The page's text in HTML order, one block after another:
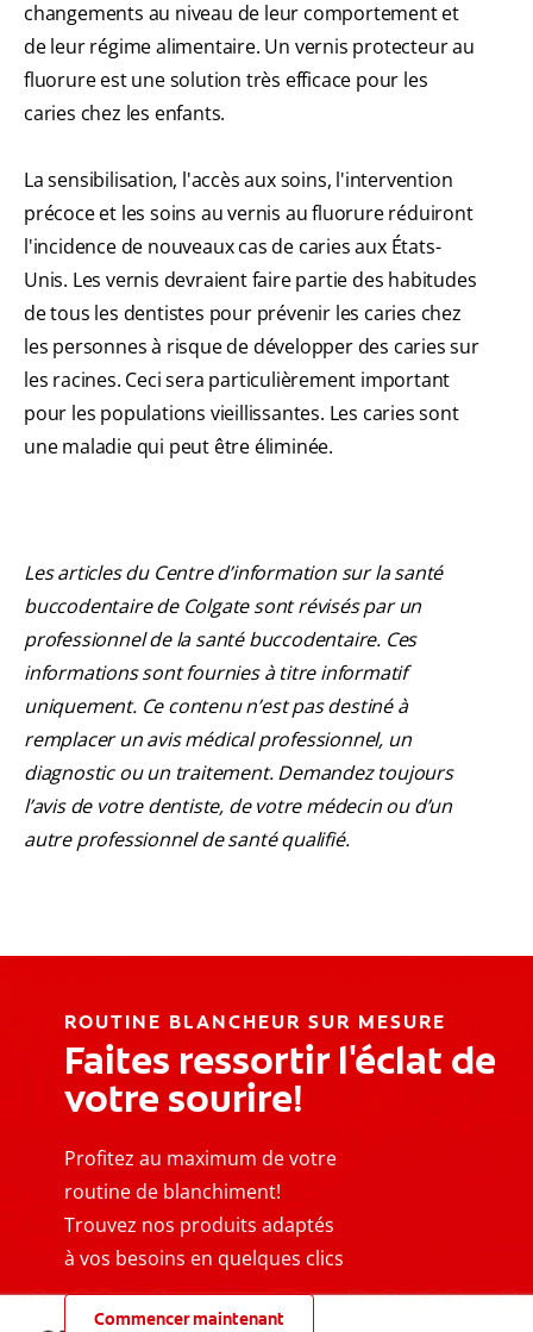
changements au niveau de leur comportement et
de leur régime alimentaire. Un vernis protecteur au
fluorure est une solution très efficace pour les
caries chez les enfants.
La sensibilisation, l'accès aux soins, l'intervention
précoce et les soins au vernis au fluorure réduiront
l'incidence de nouveaux cas de caries aux États-
Unis. Les vernis devraient faire partie des habitudes
de tous les dentistes pour prévenir les caries chez
les personnes à risque de développer des caries sur
les racines. Ceci sera particulièrement important
pour les populations vieillissantes. Les caries sont
une maladie qui peut être éliminée.
Les articles du Centre d’information sur la santé
buccodentaire de Colgate sont révisés par un
professionnel de la santé buccodentaire. Ces
informations sont fournies à titre informatif
uniquement. Ce contenu n’est pas destiné à
remplacer un avis médical professionnel, un
diagnostic ou un traitement. Demandez toujours
l’avis de votre dentiste, de votre médecin ou d’un
autre professionnel de santé qualifié.
ROUTINE BLANCHEUR SUR MESURE
Faites ressortir l'éclat de
votre sourire!
Profitez au maximum de votre
routine de blanchiment!
Trouvez nos produits adaptés
à vos besoins en quelques clics
Commencer maintenant